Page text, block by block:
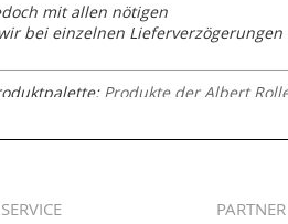
mit allen nötigen
bei einzelnen Lieferverzögerungen
Produkte der Albert
(CI)
PARTNER